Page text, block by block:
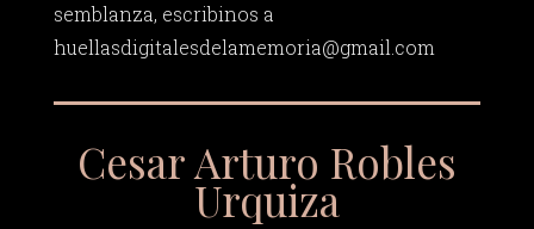
semblanza, escribinos a
huellasdigitalesdelamemoria@gmail.com
Cesar Arturo Robles
Urquiza